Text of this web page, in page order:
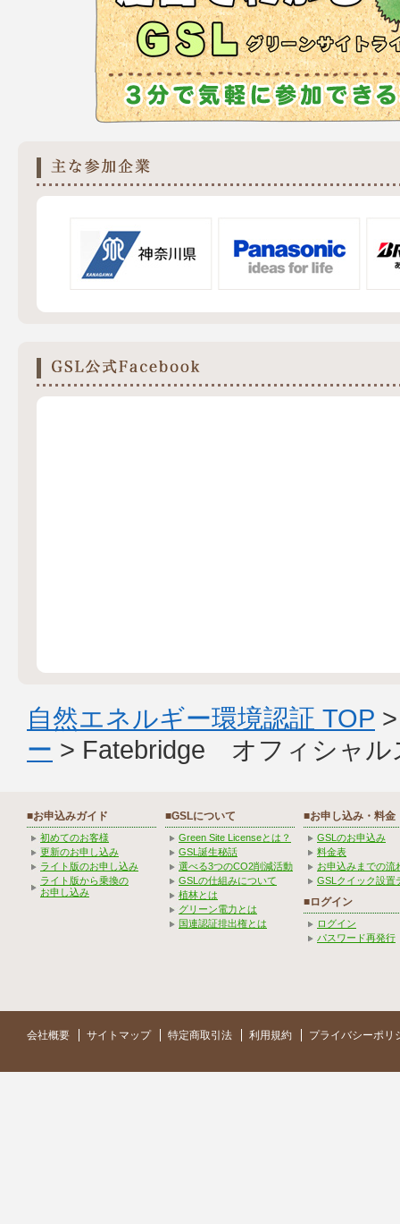
自然エネルギー環境認証 TOP
ー > Fatebridge オフィシャル
■お申込みガイド
初めてのお客様
更新のお申し込み
ライト版のお申し込み
ライト版から乗換の
お申し込み
■GSLについて
Green Site Licenseとは？
GSL誕生秘話
選べる3つのCO2削減活動
GSLの仕組みについて
植林とは
グリーン電力とは
国連認証排出権とは
■お申し込み・料金
GSLのお申込み
料金表
お申込みまでの流
GSLクイック設置
■ログイン
ログイン
パスワード再発行
会社概要 サイトマップ 特定商取引法 利用規約 プライバシーポリ